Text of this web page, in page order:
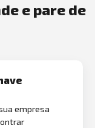
e pare de
empresa